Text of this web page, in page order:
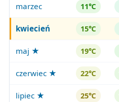
marzec 11℃
kwiecień 15℃
maj ★ 19℃
czerwiec ★ 22℃
lipiec ★ 25℃